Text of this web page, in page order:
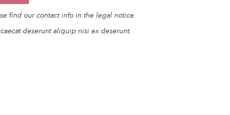
find our contact info in the legal notice.
deserunt aliquip nisi ex deserunt.